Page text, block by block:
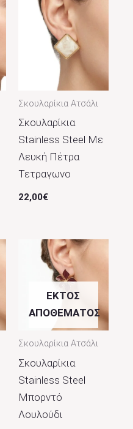
Σκουλαρίκια Ατσάλι
Σκουλαρίκια
Stainless Steel Με
Λευκή Πέτρα
Τετραγωνο
22,00€
ΕΚΤΌΣ
ΑΠΟΘΈΜΑΤΟΣ
Σκουλαρίκια Ατσάλι
Σκουλαρίκια
Stainless Steel
Μπορντό
Λουλούδι